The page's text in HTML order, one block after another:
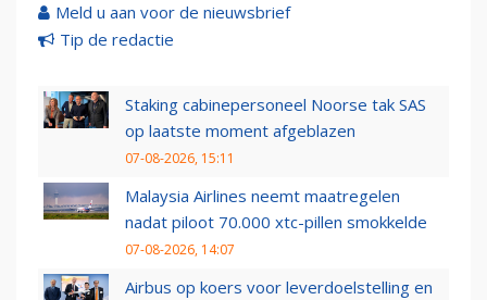
Meld u aan voor de nieuwsbrief
Tip de redactie
Staking cabinepersoneel Noorse tak SAS
op laatste moment afgeblazen
07-08-2026, 15:11
Malaysia Airlines neemt maatregelen
nadat piloot 70.000 xtc-pillen smokkelde
07-08-2026, 14:07
Airbus op koers voor leverdoelstelling en